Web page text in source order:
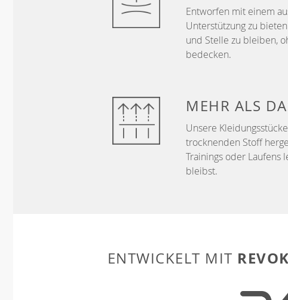
Entworfen mit einem
Unterstützung zu
und Stelle zu bleiben,
bedecken.
MEHR ALS
Unsere
trocknenden Stoff
Trainings oder
bleibst.
ENTWICKELT MIT